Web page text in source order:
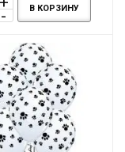
В КОРЗИНУ